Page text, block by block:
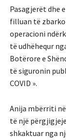
Pasagjerët dhe
filluan të
operacioni
të udhëhequr
Botërore e
të siguronin
COVID ».
Anija mbërriti
të një
shkaktuar nga